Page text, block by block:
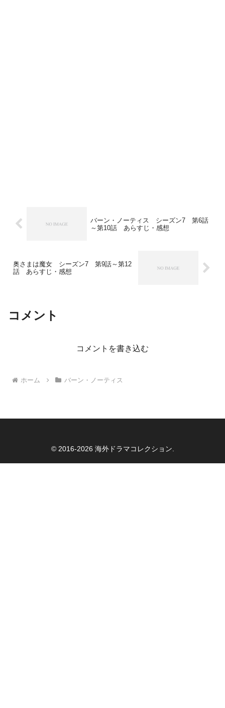
バーン・ノーティス シーズン7 第6話
～第10話 あらすじ・感想
奥さまは魔女 シーズン7 第9話～第12
話 あらすじ・感想
コメント
コメントを書き込む
ホーム バーン・ノーティス
© 2016-2026 海外ドラマコレクション.